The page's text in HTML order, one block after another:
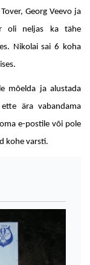
Georg Veevo ja
oli neljas ka tähe
Nikolai sai 6 koha
mõelda ja alustada
ära vabandama
e-postile või pole
kohe varsti.